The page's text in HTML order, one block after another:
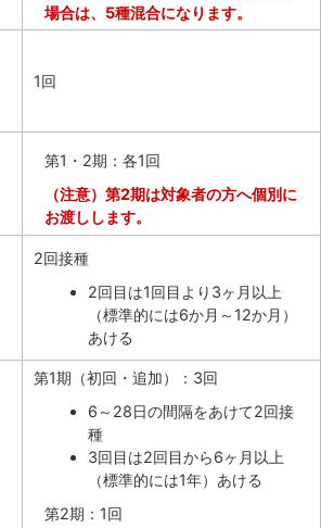
場合は、5種混合になります。
1回
第1・2期：各1回
（注意）第2期は対象者の方へ個別に
お渡しします。
2回接種
2回目は1回目より3ヶ月以上
（標準的には6か月～12か月）
あける
第1期（初回・追加）：3回
6～28日の間隔をあけて2回接
種
3回目は2回目から6ヶ月以上
（標準的には1年）あける
第2期：1回